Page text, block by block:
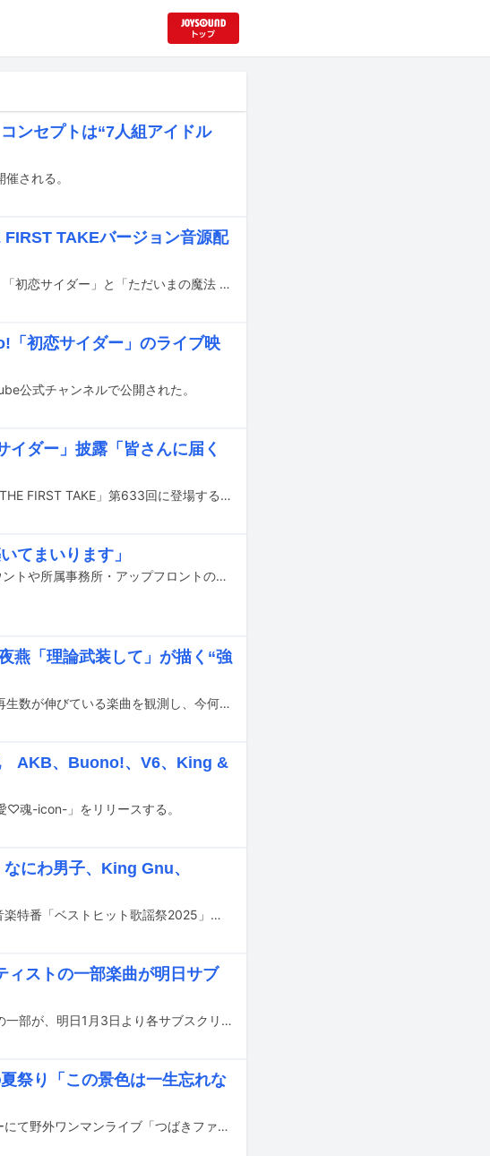
ンセプトは“7人組アイドル
される。
TAKEバージョン音源配
鈴木愛理がYouTubeチャンネル「THE FIRST TAKE」で披露した、「初恋サイダー」と「ただいまの魔法 feat.清塚信也」の音源が本日2月26日に配信リリースされた。
「初恋サイダー」のライブ映
公式チャンネルで公開された。
ダー」披露「皆さんに届く
鈴木愛理が本日1月23日22:00にYouTubeでプレミア公開される「THE FIRST TAKE」第633回に登場する。
てまいります」
夏焼雅が一般男性と結婚したことを、自身のInstagram公式アカウントや所属事務所・アップフロントのオフィシャルサイトにて発表した。
燕「理論武装して」が描く“強
YouTubeでの視聴回数チャートや、ストリーミングサービスでの再生数が伸びている楽曲を観測し、今何が注目されているのかを解説する週イチ連載「再生数急上昇ソング定点観測」。今週はYouTubeで11月14日から11月20日にかけて集計されたミュージックビデオランキングの中から要注目トピックをピックアップします。
AKB、Buono!、V6、King &
♡魂-icon-」をリリースする。
にわ男子、King Gnu、
明日11月13日19:00より読売テレビ・日本テレビ系で放送される音楽特番「ベストヒット歌謡祭2025」のタイムテーブルが発表された。
ストの一部楽曲が明日サブ
ハロー！プロジェクトのアーティストがリリースした過去の楽曲の一部が、明日1月3日より各サブスクリプションサービスで配信される。
祭り「この景色は一生忘れな
つばきファクトリーが本日8月24日に山梨・河口湖ステラシアターにて野外ワンマンライブ「つばきファクトリーの夏祭り2023 ～灼熱～」を開催した。